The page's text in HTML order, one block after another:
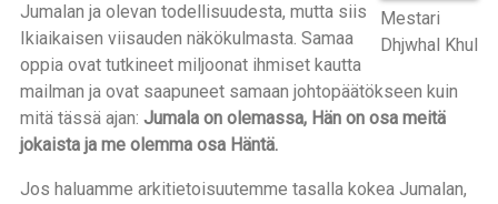
Mestari
Dhjwhal Khul
Jumalan ja olevan todellisuudesta, mutta siis
Ikiaikaisen viisauden näkökulmasta. Samaa
oppia ovat tutkineet miljoonat ihmiset kautta
mailman ja ovat saapuneet samaan johtopäätökseen kuin
mitä tässä ajan: Jumala on olemassa, Hän on osa meitä
jokaista ja me olemma osa Häntä.
Jos haluamme arkitietoisuutemme tasalla kokea Jumalan,